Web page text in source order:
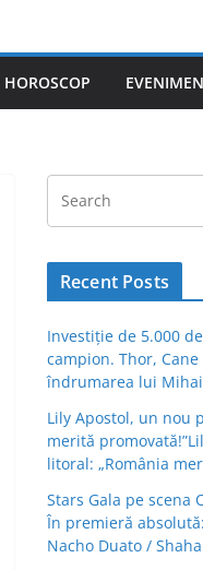
HOROSCOP
Recent Posts
Investiție de 5.000
campion. Thor,
îndrumarea lui
Lily Apostol, un nou
merită
litoral: „România
Stars Gala pe scena
În premieră
Nacho Duato /